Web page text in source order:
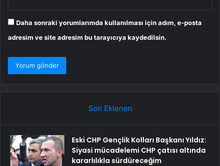
Daha sonraki yorumlarımda kullanılması için adım, e-posta
adresim ve site adresim bu tarayıcıya kaydedilsin.
Son Eklenen
Eski CHP Gençlik Kolları Başkanı Yıldız:
Siyasi mücadelemi CHP çatısı altında
kararlılıkla sürdüreceğim